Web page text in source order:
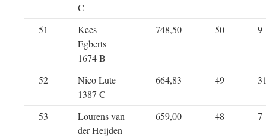
C
51
Kees
Egberts
1674 B
748,50 50 9
52
Nico Lute
1387 C
664,83 49
53
Lourens van
der Heijden
659,00 48 7